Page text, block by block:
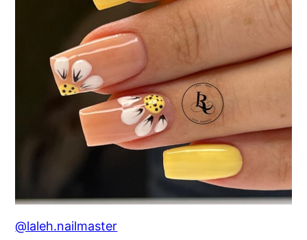
@laleh.nailmaster